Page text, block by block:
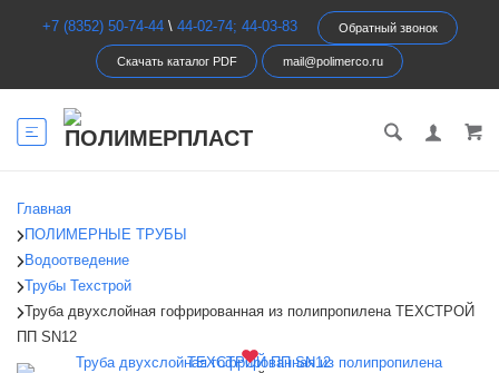
+7 (8352) 50-74-44\ 44-02-74; 44-03-83 Обратный звонок
Скачать каталог PDF mail@polimerco.ru
Главная
ПОЛИМЕРНЫЕ ТРУБЫ
Водоотведение
Трубы Техстрой
Труба двухслойная гофрированная из полипропилена ТЕХСТРОЙ
ПП SN12